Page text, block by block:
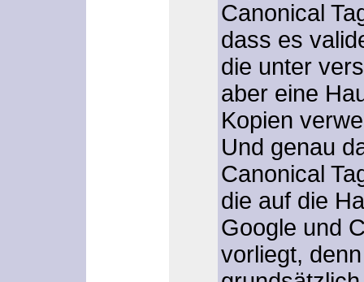
Canonical
dass es
die unter
aber eine
Kopien
Und genau
Canonical
die auf die
Google und
vorliegt,